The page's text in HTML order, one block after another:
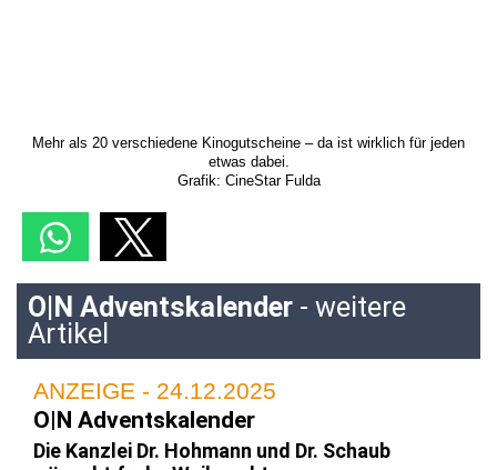
Mehr als 20 verschiedene Kinogutscheine – da ist wirklich für jeden
etwas dabei.
Grafik: CineStar Fulda
O|N Adventskalender - weitere
Artikel
ANZEIGE - 24.12.2025
O|N Adventskalender
Die Kanzlei Dr. Hohmann und Dr. Schaub